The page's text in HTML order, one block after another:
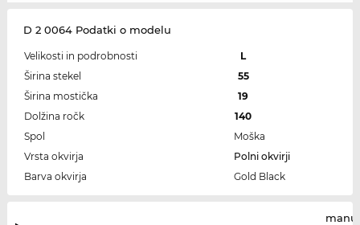
D 2 0064 Podatki o modelu
Velikosti in podrobnosti
L
Širina stekel
55
Širina mostička
19
Dolžina ročk
140
Spol
Moška
Vrsta okvirja
Polni okvirji
Barva okvirja
Gold Black